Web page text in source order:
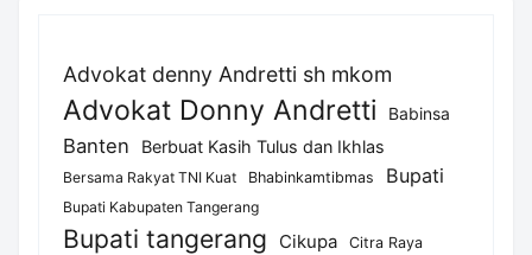
Advokat denny Andretti sh mkom
Advokat Donny Andretti Babinsa
Banten Berbuat Kasih Tulus dan Ikhlas
Bersama Rakyat TNI Kuat Bhabinkamtibmas Bupati
Bupati Kabupaten Tangerang
Bupati tangerang Cikupa Citra Raya